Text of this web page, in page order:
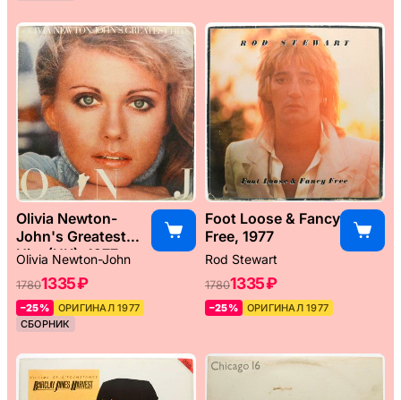
Olivia Newton-
John's Greatest
Hits (UK), 1977
Olivia Newton-John
17801335 ₽
–25%
ОРИГИНАЛ 1977
СБОРНИК
Foot Loose & Fancy
Free, 1977
Rod Stewart
17801335 ₽
–25% ОРИГИНАЛ 1977